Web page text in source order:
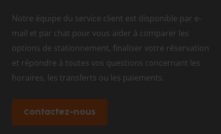
Notre équipe du service client est disponible par e-
mail et par chat pour vous aider à comparer les
options de stationnement, finaliser votre réservation
et répondre à toutes vos questions concernant les
horaires, les transferts ou les paiements.
Contactez-nous